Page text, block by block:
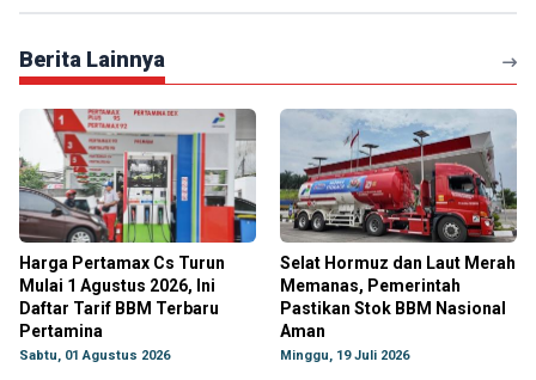
Berita Lainnya
Harga Pertamax Cs Turun
Mulai 1 Agustus 2026, Ini
Daftar Tarif BBM Terbaru
Pertamina
Sabtu, 01 Agustus 2026
Selat Hormuz dan Laut Merah
Memanas, Pemerintah
Pastikan Stok BBM Nasional
Aman
Minggu, 19 Juli 2026